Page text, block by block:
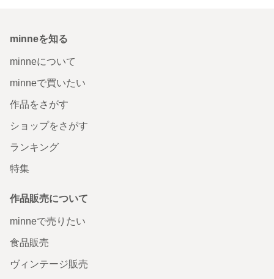
minneを知る
minneについて
minneで買いたい
作品をさがす
ショップをさがす
ランキング
特集
作品販売について
minneで売りたい
食品販売
ヴィンテージ販売